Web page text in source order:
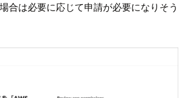
合は必要に応じて申請が必要になりそう